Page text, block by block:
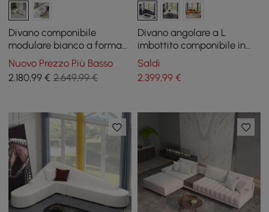
Divano componibile
modulare bianco a forma
di L da 126 pollici con
contenitore e tavolino da
caffè in cemento
Nuovo Prezzo Più Basso
2.180,99 € 2.649,99 €
Divano angolare a L
imbottito componibile in
ecopelle blu moderno
Saldi
2.399,99€